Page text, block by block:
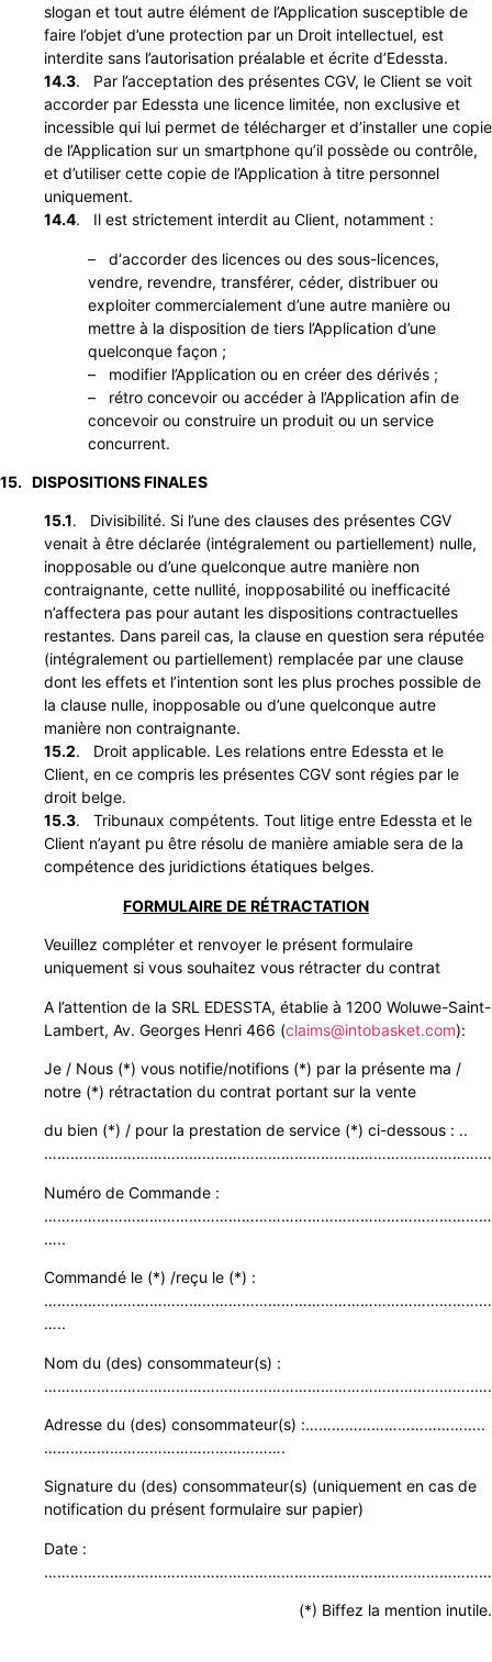
slogan et tout autre élément de l’Application susceptible de
faire l’objet d’une protection par un Droit intellectuel, est
interdite sans l’autorisation préalable et écrite d’Edessta.
14.3. Par l’acceptation des présentes CGV, le Client se voit
accorder par Edessta une licence limitée, non exclusive et
incessible qui lui permet de télécharger et d’installer une copie
de l’Application sur un smartphone qu’il possède ou contrôle,
et d’utiliser cette copie de l’Application à titre personnel
uniquement.
14.4. Il est strictement interdit au Client, notamment :
– d‘accorder des licences ou des sous-licences,
vendre, revendre, transférer, céder, distribuer ou
exploiter commercialement d’une autre manière ou
mettre à la disposition de tiers l’Application d’une
quelconque façon ;
– modifier l’Application ou en créer des dérivés ;
– rétro concevoir ou accéder à l’Application afin de
concevoir ou construire un produit ou un service
concurrent.
15. DISPOSITIONS FINALES
15.1. Divisibilité. Si l’une des clauses des présentes CGV
venait à être déclarée (intégralement ou partiellement) nulle,
inopposable ou d’une quelconque autre manière non
contraignante, cette nullité, inopposabilité ou inefficacité
n’affectera pas pour autant les dispositions contractuelles
restantes. Dans pareil cas, la clause en question sera réputée
(intégralement ou partiellement) remplacée par une clause
dont les effets et l’intention sont les plus proches possible de
la clause nulle, inopposable ou d’une quelconque autre
manière non contraignante.
15.2. Droit applicable. Les relations entre Edessta et le
Client, en ce compris les présentes CGV sont régies par le
droit belge.
15.3. Tribunaux compétents. Tout litige entre Edessta et le
Client n’ayant pu être résolu de manière amiable sera de la
compétence des juridictions étatiques belges.
FORMULAIRE DE RÉTRACTATION
Veuillez compléter et renvoyer le présent formulaire
uniquement si vous souhaitez vous rétracter du contrat
A l’attention de la SRL EDESSTA, établie à 1200 Woluwe-Saint-
Lambert, Av. Georges Henri 466 (claims@intobasket.com):
Je / Nous (*) vous notifie/notifions (*) par la présente ma /
notre (*) rétractation du contrat portant sur la vente
du bien (*) / pour la prestation de service (*) ci-dessous : ..
…………………………………………………………………………………………
Numéro de Commande :
…..
Commandé le (*) /reçu le (*) :
…..
Nom du (des) consommateur(s) :
……………………………………………………………………………………..….
Adresse du (des) consommateur(s) :…………………………………..
……………………………………………….
Signature du (des) consommateur(s) (uniquement en cas de
notification du présent formulaire sur papier)
Date :
(*) Biffez la mention inutile.